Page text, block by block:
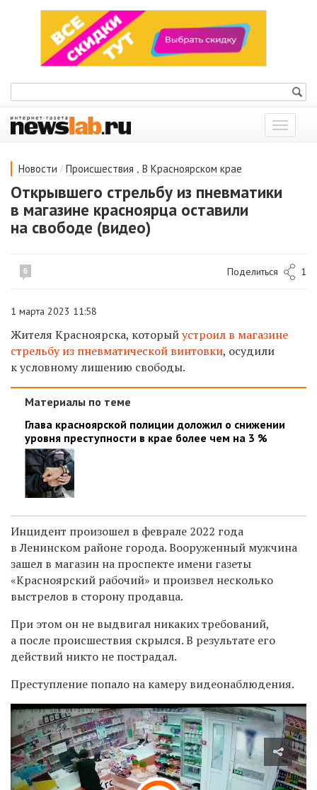
Показать
меню
Новости / Происшествия , В Красноярском крае
Открывшего стрельбу из пневматики
в магазине красноярца оставили
на свободе (видео)
6 Поделиться 1
1 марта 2023 11:58
Жителя Красноярска, которыйустроил в магазине
стрельбу из пневматической винтовки, осудили
к условному лишению свободы.
Материалы по теме
Глава красноярской полиции доложил о снижении
уровня преступности в крае более чем на 3 %
Инцидент произошел в феврале 2022 года
в Ленинском районе города. Вооруженный мужчина
зашел в магазин на проспекте имени газеты
«Красноярский рабочий» и произвел несколько
выстрелов в сторону продавца.
При этом он не выдвигал никаких требований,
а после происшествия скрылся. В результате его
действий никто не пострадал.
Преступление попало на камеру видеонаблюдения.